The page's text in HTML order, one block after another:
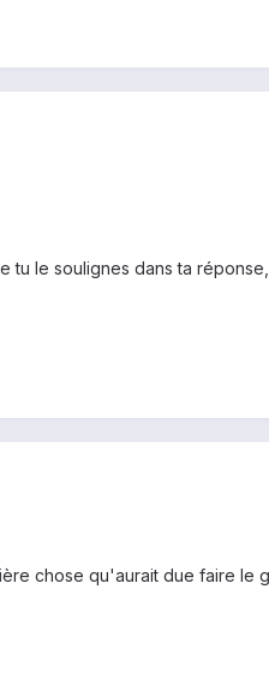
le soulignes dans ta
chose qu'aurait due faire le